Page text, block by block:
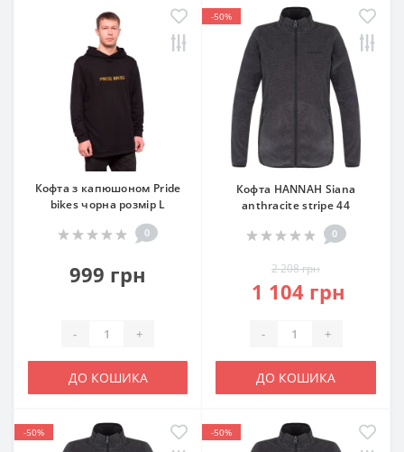
Кофта з капюшоном Pride
bikes чорна розмір L
0
999 грн
- +
ДО КОШИКА
-50%
Кофта HANNAH Siana
anthracite stripe 44
0
2 208 грн
1 104 грн
- +
ДО КОШИКА
-50% -50%